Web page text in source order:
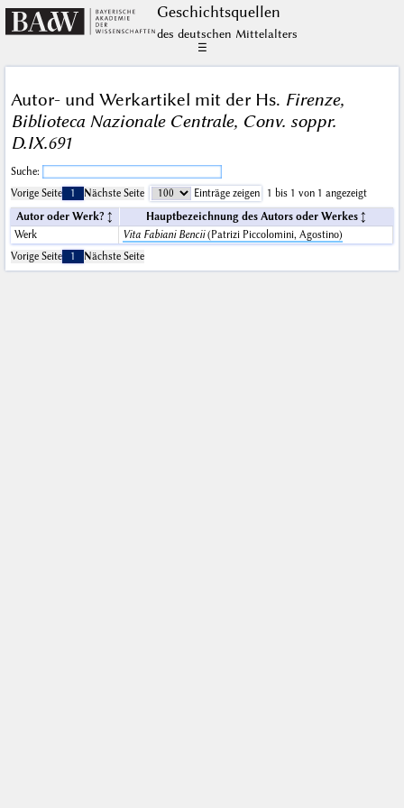
Geschichts­quellen
des deutschen Mittelalters
☰
Autor- und Werkartikel mit der Hs. Firenze,
Biblioteca Nazionale Centrale, Conv. soppr.
D.IX.691
Suche:
Vorige Seite
1 Nächste Seite Einträge zeigen
1 bis 1 von 1 angezeigt
Autor oder Werk?
Hauptbezeichnung des Autors oder Werkes
Werk
Vita Fabiani Bencii(Patrizi Piccolomini, Agostino)
Vorige Seite
1 Nächste Seite